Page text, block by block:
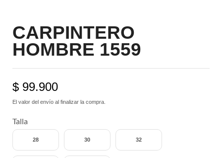
CARPINTERO
HOMBRE 1559
$ 99.900
El valor del envío al finalizar la compra.
Talla
28 30 32